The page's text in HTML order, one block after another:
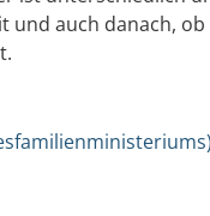
und auch danach,